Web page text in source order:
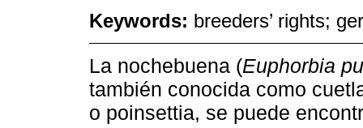
Keywords: breeders’ rights;
La nochebuena (Euphorbia
también conocida como
o poinsettia, se puede